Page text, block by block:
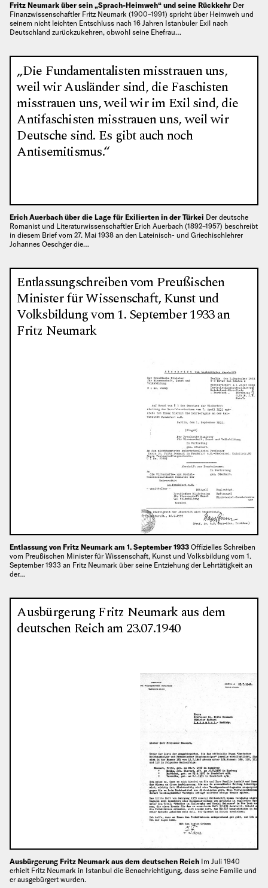
Fritz Neumark über sein „Sprach-Heimweh“ und seine Rückkehr Der
Finanzwissenschaftler Fritz Neumark (1900–1991) spricht über Heimweh und
seinem nicht leichten Entschluss nach 16 Jahren Istanbuler Exil nach
Deutschland zurückzukehren, obwohl seine Ehefrau…
„Die Fundamentalisten misstrauen uns,
weil wir Ausländer sind, die Faschisten
misstrauen uns, weil wir im Exil sind, die
Antifaschisten misstrauen uns, weil wir
Deutsche sind. Es gibt auch noch
Antisemitismus.“
Erich Auerbach über die Lage für Exilierten in der Türkei Der deutsche
Romanist und Literaturwissenschaftler Erich Auerbach (1892–1957) beschreibt
in diesem Brief vom 27. Mai 1938 an den Lateinisch- und Griechischlehrer
Johannes Oeschger die…
Entlassungschreiben vom Preußischen
Minister für Wissenschaft, Kunst und
Volksbildung vom 1. September 1933 an
Fritz Neumark
Entlassung von Fritz Neumark am 1. September 1933 Offizielles Schreiben
vom Preußischen Minister für Wissenschaft, Kunst und Volksbildung vom 1.
September 1933 an Fritz Neumark über seine Entziehung der Lehrtätigkeit an
der…
Ausbürgerung Fritz Neumark aus dem
deutschen Reich am 23.07.1940
Ausbürgerung Fritz Neumark aus dem deutschen Reich Im Juli 1940
erhielt Fritz Neumark in Istanbul die Benachrichtigung, dass seine Familie und
er ausgebürgert wurden.